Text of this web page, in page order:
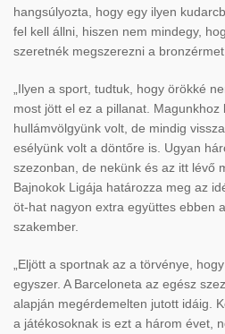
hangsúlyozta, hogy egy ilyen
fel kell állni, hiszen nem mindegy,
szeretnék megszerezni a bronzérmet.
„Ilyen a sport, tudtuk, hogy örökké
most jött el ez a pillanat. Magunkhoz
hullámvölgyünk volt, de mindig
esélyünk volt a döntőre is. Ugyan
szezonban, de nekünk és az itt lévő
Bajnokok Ligája határozza meg az
öt-hat nagyon extra együttes ebben
szakember.
„Eljött a sportnak az a törvénye,
egyszer. A Barceloneta az egész
alapján megérdemelten jutott idáig.
a játékosoknak is ezt a három évet,